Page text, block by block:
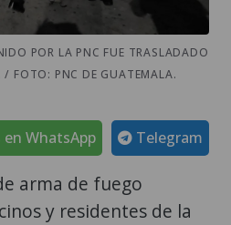
POR LA PNC FUE TRASLADADO
FOTO: PNC DE GUATEMALA.
Telegram
en WhatsApp
arma de fuego
y residentes de la